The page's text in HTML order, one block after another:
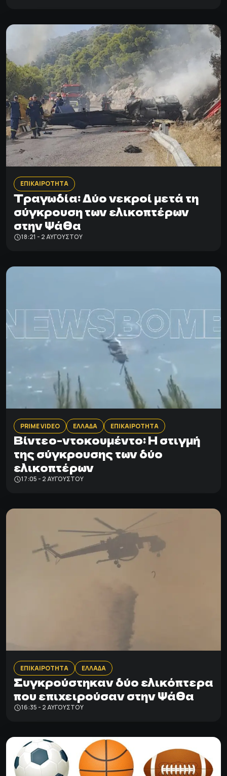
ΕΠΙΚΑΙΡΟΤΗΤΑ
Τραγωδία: Δύο νεκροί μετά τη
σύγκρουση των ελικοπτέρων
στην Ψάθα
18:21 - 2 ΑΥΓΟΎΣΤΟΥ
PRIME VIDEO ΕΛΛΑΔΑ ΕΠΙΚΑΙΡΟΤΗΤΑ
Βίντεο-ντοκουμέντο: Η στιγμή
της σύγκρουσης των δύο
ελικοπτέρων
17:05 - 2 ΑΥΓΟΎΣΤΟΥ
ΕΠΙΚΑΙΡΟΤΗΤΑ ΕΛΛΑΔΑ
Συγκρούστηκαν δύο ελικόπτερα
που επιχειρούσαν στην Ψάθα
16:35 - 2 ΑΥΓΟΎΣΤΟΥ